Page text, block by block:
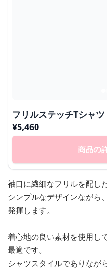
フリルステッチTシャツ
¥5,460
商品の
袖口に繊細なフリルを配し
シンプルなデザインながら
発揮します。
着心地の良い素材を使用し
最適です。
シャツスタイルでありなが